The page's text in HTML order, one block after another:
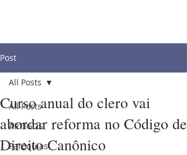
Post
All Posts
ARTIGOS
Paróquias
All Posts
Curso anual do clero vai
abordar reforma no Código de
Direito Canônico